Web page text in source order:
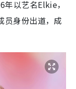
以艺名Elkie，
员身份出道，成